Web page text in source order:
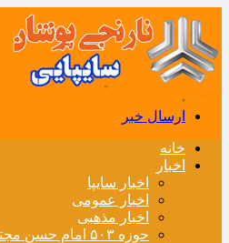
ارسال خبر
خانه
اخبار
اخبار سایپا
اخبار عمومی
اخبار مذهبی
حوزه ۵۰۳ امام حسن مجتبی(ع) گروه سایپا